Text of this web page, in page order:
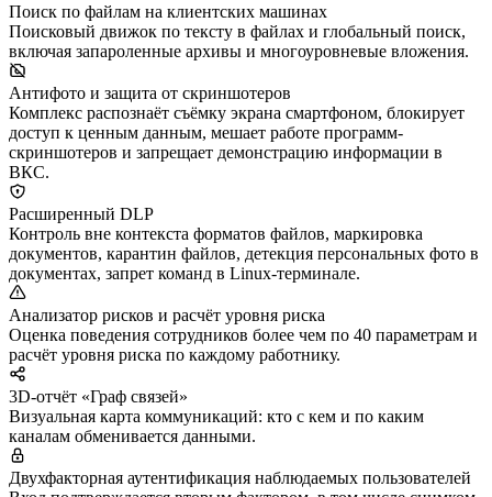
Поиск по файлам на клиентских машинах
Поисковый движок по тексту в файлах и глобальный поиск,
включая запароленные архивы и многоуровневые вложения.
Антифото и защита от скриншотеров
Комплекс распознаёт съёмку экрана смартфоном, блокирует
доступ к ценным данным, мешает работе программ-
скриншотеров и запрещает демонстрацию информации в
ВКС.
Расширенный DLP
Контроль вне контекста форматов файлов, маркировка
документов, карантин файлов, детекция персональных фото в
документах, запрет команд в Linux-терминале.
Анализатор рисков и расчёт уровня риска
Оценка поведения сотрудников более чем по 40 параметрам и
расчёт уровня риска по каждому работнику.
3D-отчёт «Граф связей»
Визуальная карта коммуникаций: кто с кем и по каким
каналам обменивается данными.
Двухфакторная аутентификация наблюдаемых пользователей